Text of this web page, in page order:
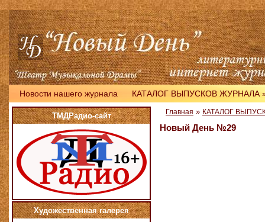
Новости нашего журнала КАТАЛОГ ВЫПУСКОВ ЖУРНАЛА
ТМДРадио-сайт
Художественная галерея
Главная » КАТАЛОГ
Новый День №29